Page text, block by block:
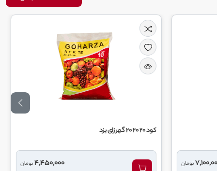
4,450,000